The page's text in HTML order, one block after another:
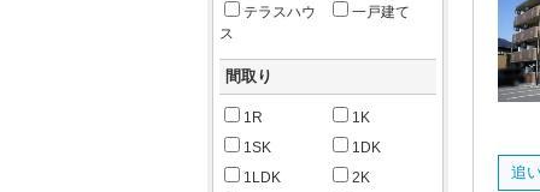
追
テラスハウ
ス
一戸建て
間取り
1R
1K
1SK
1DK
1LDK
2K